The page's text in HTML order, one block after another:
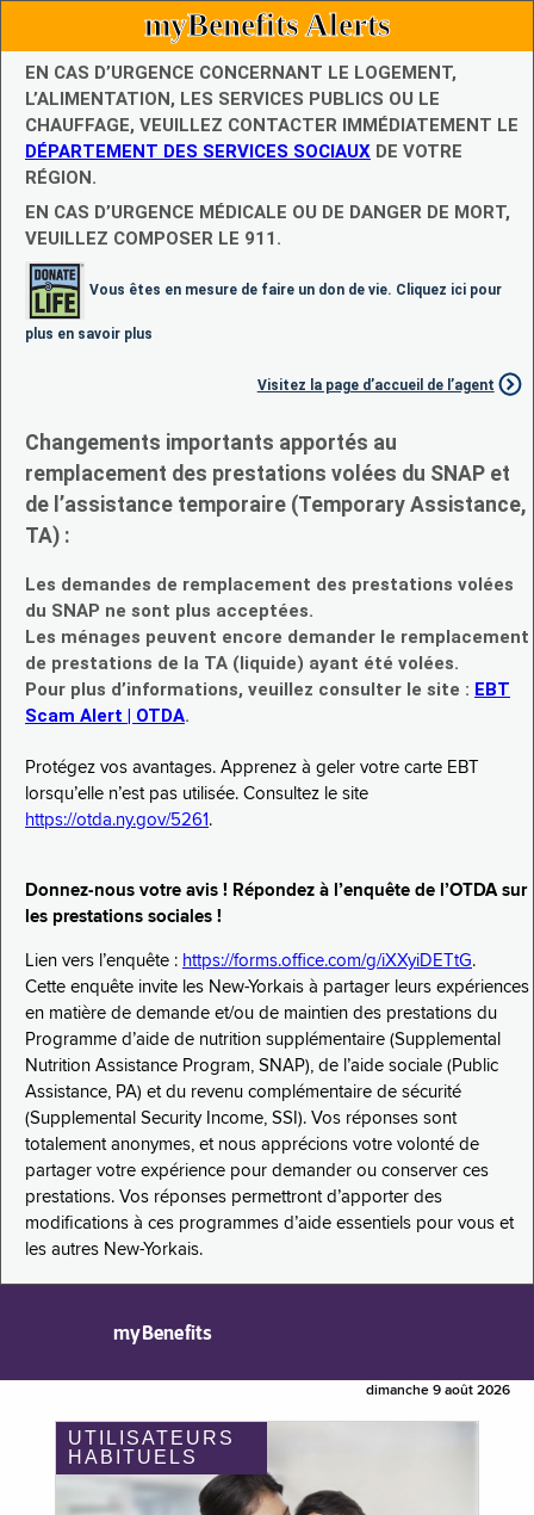
myBenefits Alerts
EN CAS D’URGENCE CONCERNANT LE LOGEMENT,
L’ALIMENTATION, LES SERVICES PUBLICS OU LE
CHAUFFAGE, VEUILLEZ CONTACTER IMMÉDIATEMENT LE
DÉPARTEMENT DES SERVICES SOCIAUX DE VOTRE
RÉGION.
EN CAS D’URGENCE MÉDICALE OU DE DANGER DE MORT,
VEUILLEZ COMPOSER LE 911.
Vous êtes en mesure de faire un don de vie. Cliquez ici pour
plus en savoir plus
Visitez la page d’accueil de l’agent
Changements importants apportés au
remplacement des prestations volées du SNAP et
de l’assistance temporaire (Temporary Assistance,
TA) :
Les demandes de remplacement des prestations volées
du SNAP ne sont plus acceptées.
Les ménages peuvent encore demander le remplacement
de prestations de la TA (liquide) ayant été volées.
Pour plus d’informations, veuillez consulter le site : EBT
Scam Alert | OTDA.
Protégez vos avantages. Apprenez à geler votre carte EBT
lorsqu’elle n’est pas utilisée. Consultez le site
https://otda.ny.gov/5261 .
Donnez-nous votre avis ! Répondez à l’enquête de l’OTDA sur
les prestations sociales !
Lien vers l’enquête : https://forms.office.com/g/iXXyiDETtG.
Cette enquête invite les New-Yorkais à partager leurs expériences
en matière de demande et/ou de maintien des prestations du
Programme d’aide de nutrition supplémentaire (Supplemental
Nutrition Assistance Program, SNAP), de l’aide sociale (Public
Assistance, PA) et du revenu complémentaire de sécurité
(Supplemental Security Income, SSI). Vos réponses sont
totalement anonymes, et nous apprécions votre volonté de
partager votre expérience pour demander ou conserver ces
prestations. Vos réponses permettront d’apporter des
modifications à ces programmes d’aide essentiels pour vous et
les autres New-Yorkais.
myBenefits
dimanche 9 août 2026
UTILISATEURS
HABITUELS